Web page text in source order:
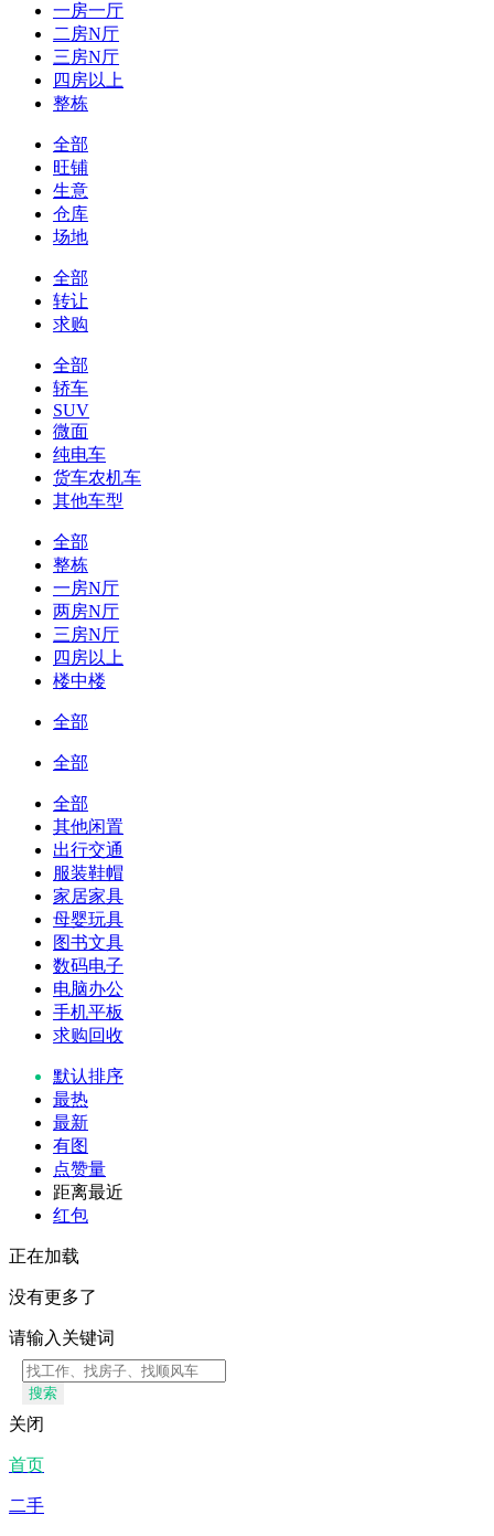
一房一厅
二房N厅
三房N厅
四房以上
整栋
全部
旺铺
生意
仓库
场地
全部
转让
求购
全部
轿车
SUV
微面
纯电车
货车农机车
其他车型
全部
整栋
一房N厅
两房N厅
三房N厅
四房以上
楼中楼
全部
全部
全部
其他闲置
出行交通
服装鞋帽
家居家具
母婴玩具
图书文具
数码电子
电脑办公
手机平板
求购回收
默认排序
最热
最新
有图
点赞量
距离最近
红包
正在加载
没有更多了
请输入关键词
搜索
关闭
首页
二手